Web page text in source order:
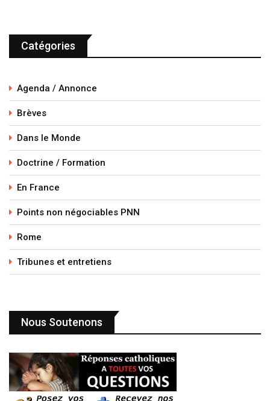
Catégories
Agenda / Annonce
Brèves
Dans le Monde
Doctrine / Formation
En France
Points non négociables PNN
Rome
Tribunes et entretiens
Nous Soutenons